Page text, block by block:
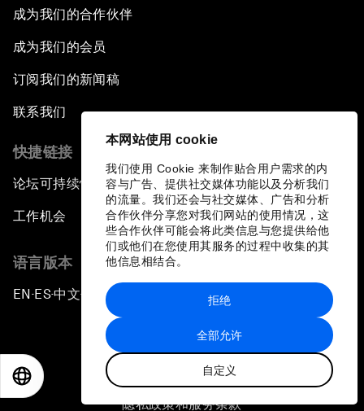
本网站使用 cookie
我们使用 Cookie 来制作贴合用户需求的内
容与广告、提供社交媒体功能以及分析我们
的流量。我们还会与社交媒体、广告和分析
合作伙伴分享您对我们网站的使用情况，这
些合作伙伴可能会将此类信息与您提供给他
们或他们在您使用其服务的过程中收集的其
他信息相结合。
全部允许
自定义
拒绝
成为我们的合作伙伴
成为我们的会员
订阅我们的新闻稿
联系我们
快捷链接
论坛可持续性
工作机会
语言版本
EN ▪ ES▪中文▪ 日本語
隐私政策和服务条款